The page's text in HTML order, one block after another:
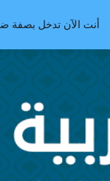
أنت الآن تدخل بصفة